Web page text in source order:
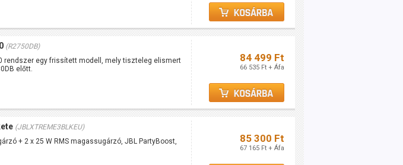
(R2750DB)
rendszer egy frissített modell, mely tiszteleg elismert
előtt.
84 499 Ft
66 535 Ft + Áfa
(JBLXTREME3BLKEU)
+ 2 x 25 W RMS magassugárzó, JBL PartyBoost,
85 300 Ft
67 165 Ft + Áfa